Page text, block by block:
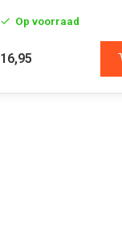
Op voorraad
16,95